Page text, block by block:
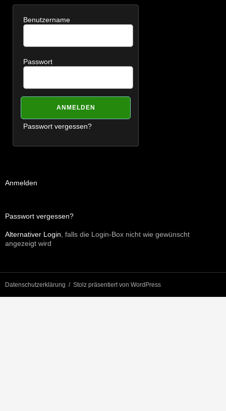
Benutzername
Passwort
Passwort vergessen?
Anmelden
Passwort vergessen?
Alternativer Login , falls die Login-Box nicht wie gewünscht
angezeigt wird
Datenschutzerklärung Stolz präsentiert von WordPress